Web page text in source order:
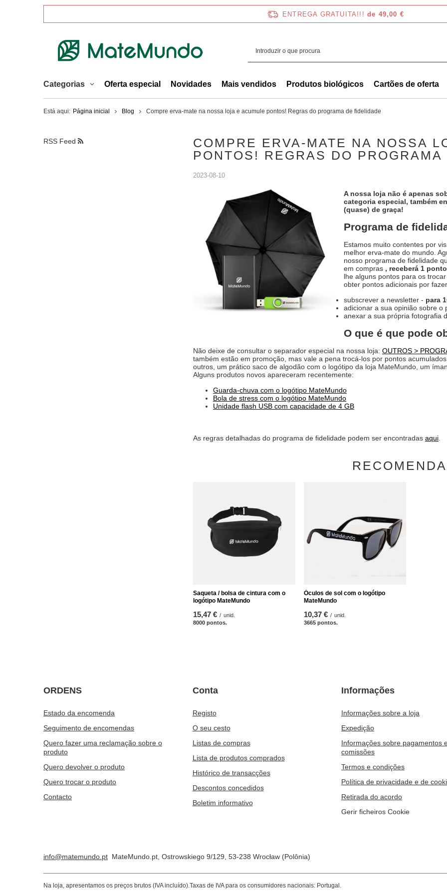
ENTREGA GRATUITA!!! de 49,00 €
Categorias Oferta especial Novidades Mais vendidos Produtos biológicos Cartões de oferta
Está aqui: Página inicial Blog Compre erva-mate na nossa loja e acumule pontos! Regras do programa de fidelidade
RSS Feed
COMPRE ERVA-MATE NA NOSSA
PONTOS! REGRAS DO
2023-08-10
A nossa loja não é apenas
categoria especial, também
(quase) de graça!
Programa de
Estamos muito contentes por
melhor erva-mate do mundo.
nosso programa de fidelidade
em compras , receberá 1 ponto
lhe alguns pontos para os
obter pontos adicionais por
subscrever a newsletter - para
adicionar a sua opinião sobre
anexar a sua própria fotografia
O que é que pode
Não deixe de consultar o separador especial na nossa loja: OUTROS >
também estão em promoção, mas vale a pena trocá-los por pontos
outros, um prático saco de algodão com o logótipo da loja MateMundo, um
Alguns produtos novos apareceram recentemente:
Guarda-chuva com o logótipo MateMundo
Bola de stress com o logótipo MateMundo
Unidade flash USB com capacidade de 4 GB
As regras detalhadas do programa de fidelidade podem ser encontradas aqui
Saqueta / bolsa de cintura com o
logótipo MateMundo
15,47 € / unid.
8000 pontos.
Óculos de sol com o logótipo
MateMundo
10,37 € / unid.
3665pontos.
ORDENS
Estado da encomenda
Seguimento de encomendas
Quero fazer uma reclamação sobre o
produto
Quero devolver o produto
Quero trocar o produto
Contacto
Conta
Registo
O seu cesto
Listas de compras
Lista de produtos comprados
Histórico de transacções
Descontos concedidos
Boletim informativo
Informações
Informações sobre a loja
Expedição
Informações sobre pagamentos
comissões
Termos e condições
Política de privacidade e de
Retirada do acordo
Gerir ficheiros Cookie
info@matemundo.pt MateMundo.pt Ostrowskiego 9/129 53-238 Wrocław (Polônia)
Na loja, apresentamos os preços brutos (IVA incluído). Taxas de IVA para os consumidores nacionais: Portugal